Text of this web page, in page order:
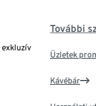
exkluzív
További
Üzletek
Kávébár